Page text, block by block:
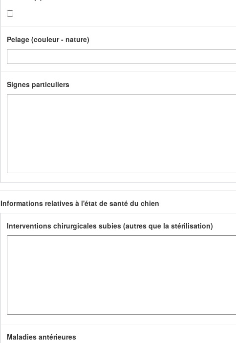
Pelage (couleur - nature)
Signes particuliers
Informations relatives à l'état de santé du chien
Interventions chirurgicales subies (autres que la stérilisation)
Maladies antérieures